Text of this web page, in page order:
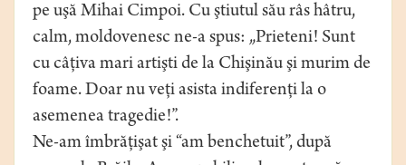
pe uşă Mihai Cimpoi. Cu ştiutul său râs hâtru,
calm, moldovenesc ne-a spus: „Prieteni! Sunt
cu câţiva mari artişti de la Chişinău şi murim de
foame. Doar nu veţi asista indiferenţi la o
asemenea tragedie!”.
Ne-am îmbrăţişat şi “am benchetuit”, după